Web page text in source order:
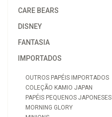
CARE BEARS
DISNEY
FANTASIA
IMPORTADOS
OUTROS PAPÉIS IMPORTADOS
COLEÇÃO KAMIO JAPAN
PAPÉIS PEQUENOS JAPONESES
MORNING GLORY